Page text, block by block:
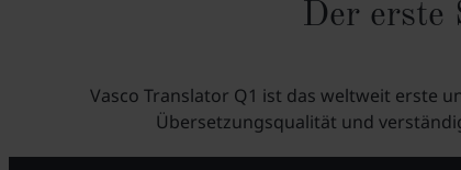
Der erste
Vasco Translator Q1 ist das weltweit erste
Übersetzungsqualität und